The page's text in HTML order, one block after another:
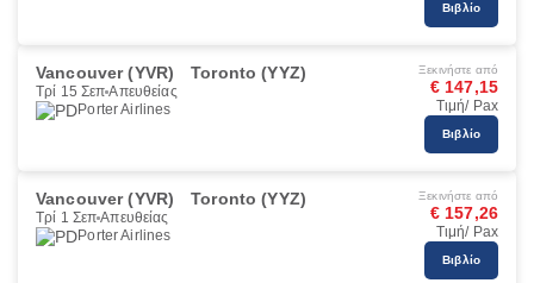
Βιβλίο
Vancouver (YVR) Toronto (YYZ)
Τρί 15 Σεπ Απευθείας
Porter Airlines
Ξεκινήστε από
€ 147,15
Τιμή/ Pax
Βιβλίο
Vancouver (YVR) Toronto (YYZ)
Τρί 1 Σεπ Απευθείας
Porter Airlines
Ξεκινήστε από
€ 157,26
Τιμή/ Pax
Βιβλίο